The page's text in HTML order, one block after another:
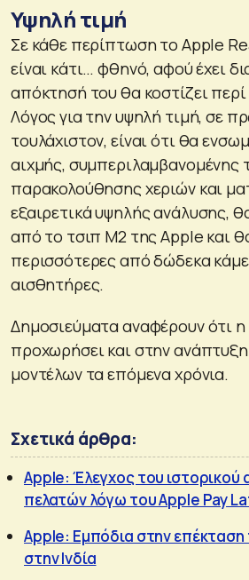
Υψηλή τιμή
Σε κάθε περίπτωση το Apple
είναι κάτι… φθηνό, αφού έχει
απόκτησή του θα κοστίζει
Λόγος για την υψηλή τιμή, σε
τουλάχιστον, είναι ότι θα
αιχμής, συμπεριλαμβανομένης
παρακολούθησης χεριών και
εξαιρετικά υψηλής ανάλυσης,
από το τσιπ M2 της Apple και
περισσότερες από δώδεκα
αισθητήρες.
Δημοσιεύματα αναφέρουν ότι
προχωρήσει και στην
μοντέλων τα επόμενα χρόνια.
Σχετικά άρθρα:
Apple: Έλεγχος του
πελατών λόγω του Apple Pay
Apple: Εμπόδια στην
στην Ινδία